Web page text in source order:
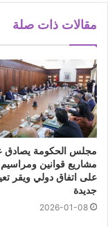
مقالات ذات صلة
مجلس الحكومة يصادق
مشاريع قوانين
على اتفاق دولي ويقر
جديدة
2026-01-08